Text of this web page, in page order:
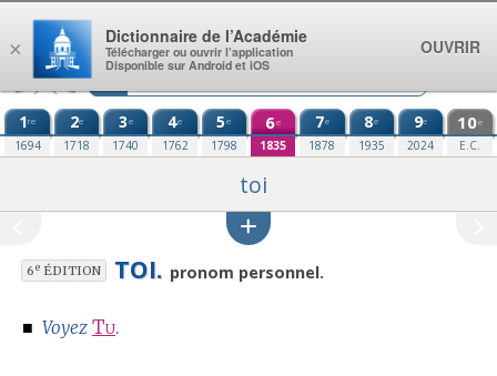
Aller au contenu
1re
1694
2e
1718
3e
1740
4e
1762
5e
1798
6e
1835
7e
1878
8e
1935
9e
2024
10e
E.C.
toi
6eÉDITION TOI. pronom personnel.
■ Voyez Tu.
×
Dictionnaire de l’Académie
Télécharger ou ouvrir l’application
Disponible sur Android et iOS
OUVRIR